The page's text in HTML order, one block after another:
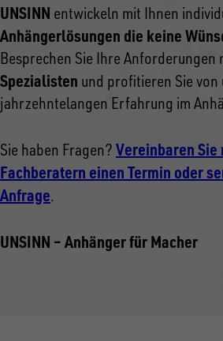
UNSINN entwickeln mit Ihnen
Anhängerlösungen die keine
Besprechen Sie Ihre Anforderungen
Spezialisten und profitieren Sie von
jahrzehntelangen Erfahrung im
Sie haben Fragen? Vereinbaren Sie
Fachberatern einen Termin oder
Anfrage.
UNSINN – Anhänger für Macher